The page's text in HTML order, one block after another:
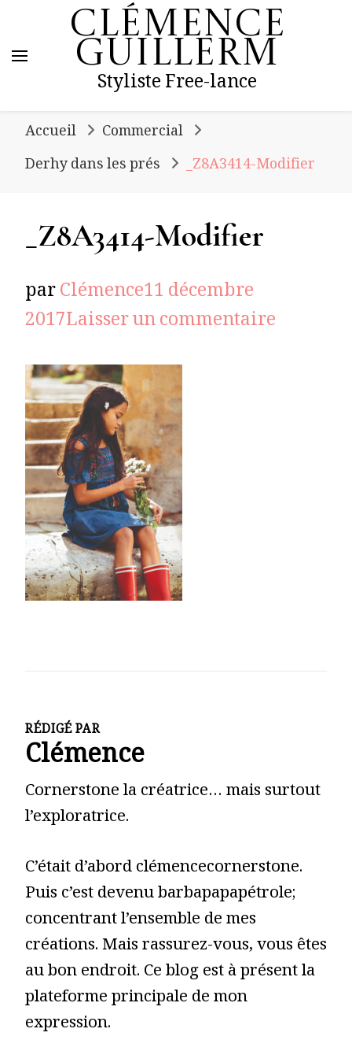
Clémence
Guillerm
Styliste Free-lance
Accueil
Commercial
Derhy dans les prés
_Z8A3414-Modifier
_Z8A3414-Modifier
parClémence11 décembre
2017Laisser un commentaire
RÉDIGÉ PAR
Clémence
Cornerstone la créatrice… mais surtout
l’exploratrice.
C’était d’abord clémencecornerstone.
Puis c’est devenu barbapapapétrole;
concentrant l’ensemble de mes
créations. Mais rassurez-vous, vous êtes
au bon endroit. Ce blog est à présent la
plateforme principale de mon
expression.